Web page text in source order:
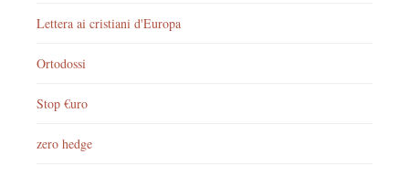
Lettera ai cristiani d'Europa
Ortodossi
Stop €uro
zero hedge